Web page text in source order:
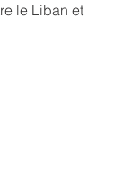
le Liban et